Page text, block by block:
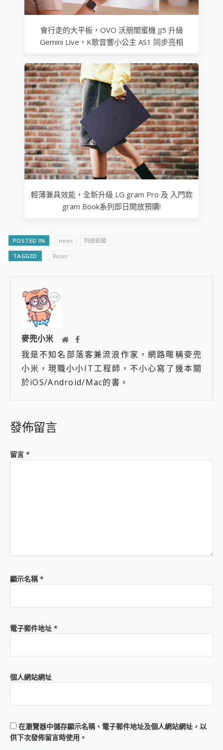
會行走的大平板，OVO 沃朋閨蜜機 JJ5 升級
Gemini Live，K歌音響小公主 AS1 同步亮相
輕薄兼具效能，全新升級 LG gram Pro 及 入門款
gram Book系列即日開放預購!
POSTED IN news 科技新聞
TAGGED Razer
麥兜小米
我是不知名部落客兼流浪作家，網路暱稱麥兜
小米，現職小小IT工程師，不小心寫了幾本關
於iOS/Android/Mac的書。
發佈留言
留言 *
顯示名稱*
電子郵件地址 *
個人網站網址
在瀏覽器中儲存顯示名稱、電子郵件地址及個人網站網址，以
供下次發佈留言時使用。